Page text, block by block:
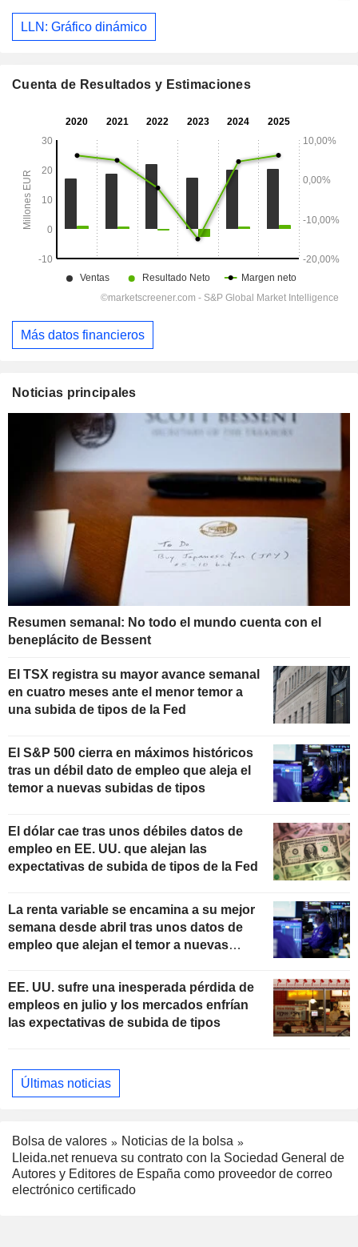
LLN: Gráfico dinámico
Cuenta de Resultados y Estimaciones
Más datos financieros
Noticias principales
Resumen semanal: No todo el mundo cuenta con el
beneplácito de Bessent
El TSX registra su mayor avance semanal
en cuatro meses ante el menor temor a
una subida de tipos de la Fed
El S&P 500 cierra en máximos históricos
tras un débil dato de empleo que aleja el
temor a nuevas subidas de tipos
El dólar cae tras unos débiles datos de
empleo en EE. UU. que alejan las
expectativas de subida de tipos de la Fed
La renta variable se encamina a su mejor
semana desde abril tras unos datos de
empleo que alejan el temor a nuevas
EE. UU. sufre una inesperada pérdida de
empleos en julio y los mercados enfrían
las expectativas de subida de tipos
Últimas noticias
Bolsa de valores
Noticias de la bolsa
Lleida.net renueva su contrato con la Sociedad General de
Autores y Editores de España como proveedor de correo
electrónico certificado